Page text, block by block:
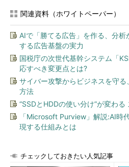
関連資料（ホワイトペーパー）
AIで「勝てる広告」を作る、分
する広告基盤の実力
国税庁の次世代基幹システム「
応すべき変更点とは?
サイバー攻撃からビジネスを守
方法
“SSDとHDDの使い分け”が変わ
「Microsoft Purview」解説:AI時
現する仕組みとは
チェックしておきたい人気記事